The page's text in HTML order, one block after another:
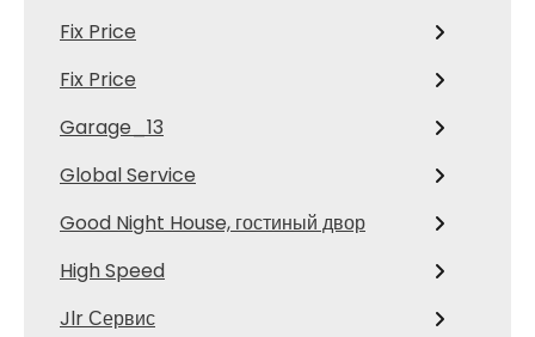
Fix Price
Fix Price
Garage_13
Global Service
Good Night House, гостиный двор
High Speed
Jlr Сервис